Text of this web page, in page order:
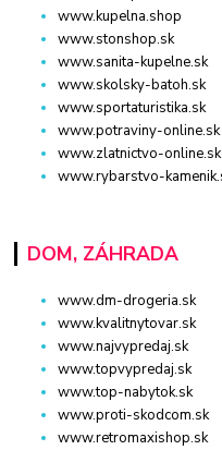
www.kupelna.shop
www.stonshop.sk
www.sanita-kupelne.sk
www.skolsky-batoh.sk
www.sportaturistika.sk
www.potraviny-online.sk
www.zlatnictvo-online.sk
www.rybarstvo-
DOM, ZÁHRADA
www.dm-drogeria.sk
www.kvalitnytovar.sk
www.najvypredaj.sk
www.topvypredaj.sk
www.top-nabytok.sk
www.proti-skodcom.sk
www.retromaxishop.sk